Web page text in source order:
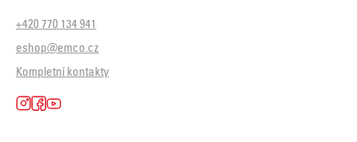
+420 770 134 941
eshop@emco.cz
Kompletní kontakty